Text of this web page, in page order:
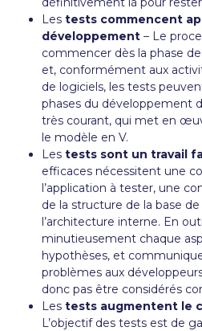
Lestests commencent
développement – Le
commencer dès la phase
et, conformément aux
de logiciels, les tests
phases du développement
très courant, qui met en
le modèle en V.
Lestests sont un travail
efficaces nécessitent une
l’application à tester, une
de la structure de la base
l’architecture interne. En
minutieusement chaque
hypothèses, et
problèmes aux
donc pas être considérés
Lestests augmentent le
L’objectif des tests est de